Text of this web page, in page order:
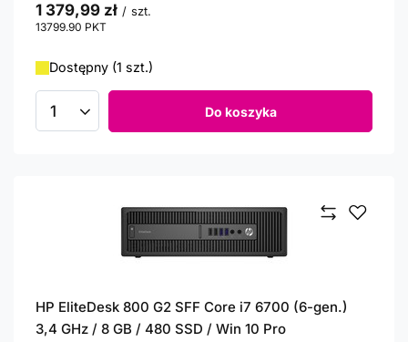
1 379,99 zł / szt.
13799.90 PKT
Dostępny (1 szt.)
Ilość produktów Do koszyka
HP EliteDesk 800 G2 SFF Core i7 6700 (6-gen.)
3,4 GHz / 8 GB / 480 SSD / Win 10 Pro